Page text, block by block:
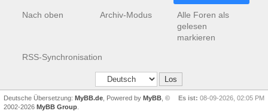
Nach oben Archiv-Modus
Alle Foren als
gelesen
markieren
RSS-Synchronisation
Es ist: 08-09-2026, 02:05 PM
Deutsche Übersetzung: MyBB.de , Powered by MyBB , ©
2002-2026 MyBB Group